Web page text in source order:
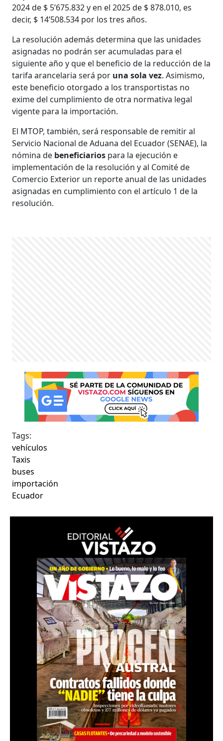
2024 de $ 5’675.832 y en el 2025 de $ 878.010, es
decir, $ 14’508.534 por los tres años.
La resolución además determina que las unidades
asignadas no podrán ser acumuladas para el
siguiente año y que el beneficio de la reducción de la
tarifa arancelaria será por una sola vez. Asimismo,
este beneficio otorgado a los transportistas no
exime del cumplimiento de otra normativa legal
vigente para la importación.
El MTOP, también, será responsable de remitir al
Servicio Nacional de Aduana del Ecuador (SENAE), la
nómina de beneficiarios para la ejecución e
implementación de la resolución y al Comité de
Comercio Exterior un reporte anual de las unidades
asignadas en cumplimiento con el artículo 1 de la
resolución.
Tags:
vehículos
Taxis
buses
importación
Ecuador